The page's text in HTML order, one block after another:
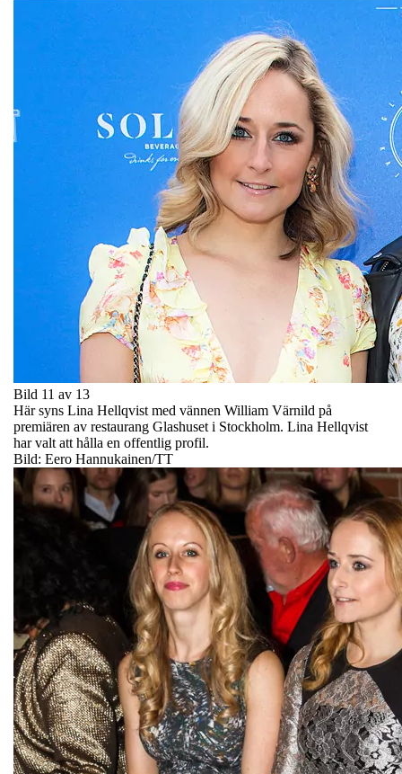
Bild 11 av 13
Här syns Lina Hellqvist med vännen William Värnild på
premiären av restaurang Glashuset i Stockholm. Lina Hellqvist
har valt att hålla en offentlig profil.
Bild: Eero Hannukainen/TT